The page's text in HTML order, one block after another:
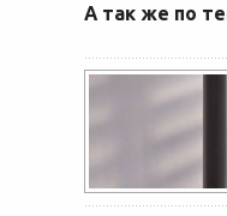
А так же по